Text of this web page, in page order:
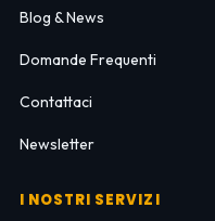
Blog & News
Domande Frequenti
Contattaci
Newsletter
I NOSTRI SERVIZI